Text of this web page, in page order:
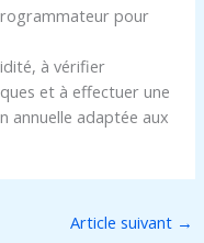
pour
à vérifier
et à effectuer une
annuelle adaptée aux
Article suivant →